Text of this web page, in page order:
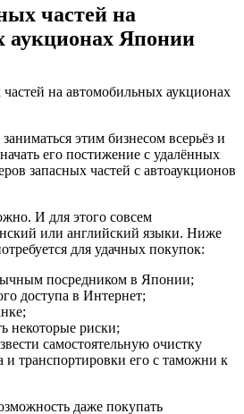
частей на
аукционах Японии
этим бизнесом всерьёз и
его постижение с удалённых
запасных частей с автоаукционов
И для этого совсем
или английский языки. Ниже
для удачных покупок:
посредником в Японии;
доступа в Интернет;
некоторые риски;
самостоятельную очистку
и транспортировки его с таможни к
даже покупать